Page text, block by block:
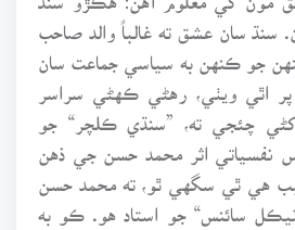
سنڌ سان عشق ته غالباً والد صاحب
جو ڪنهن به سياسي جماعت سان
پر اٿي ويٺي، رهڻي ڪهڻي سراسر
چئجي ته، ”سنڌي ڪلچر“ جو
نفسياتي اثر محمد حسن جي ذهن
هي ٿي سگهي ٿو، ته محمد حسن
سائنس“ جو استاد هو. ڪو به